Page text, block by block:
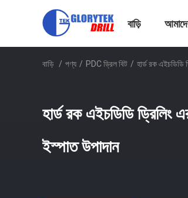
বাড়ি
বাড়ি / পণ্য / PDC ড্রিল বিট / হার্ড রক এইচডিডি
হার্ড রক এইচডিডি ড্রিলিং
ইস্পাত উপাদান